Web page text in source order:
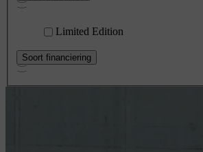
Limited Edition
Soort financiering